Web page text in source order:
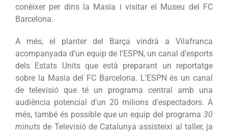
conèixer per dins la Masia i visitar el Museu del FC
Barcelona.
A més, el planter del Barça vindrà a Vilafranca
acompanyada d’un equip de l’ESPN, un canal d’esports
dels Estats Units que està preparant un reportatge
sobre la Masia del FC Barcelona. L’ESPN és un canal
de televisió que té un programa central amb una
audiència potencial d’un 20 milions d’espectadors. A
més, també és possible que un equip del programa 30
minuts de Televisió de Catalunya assisteixi al taller, ja